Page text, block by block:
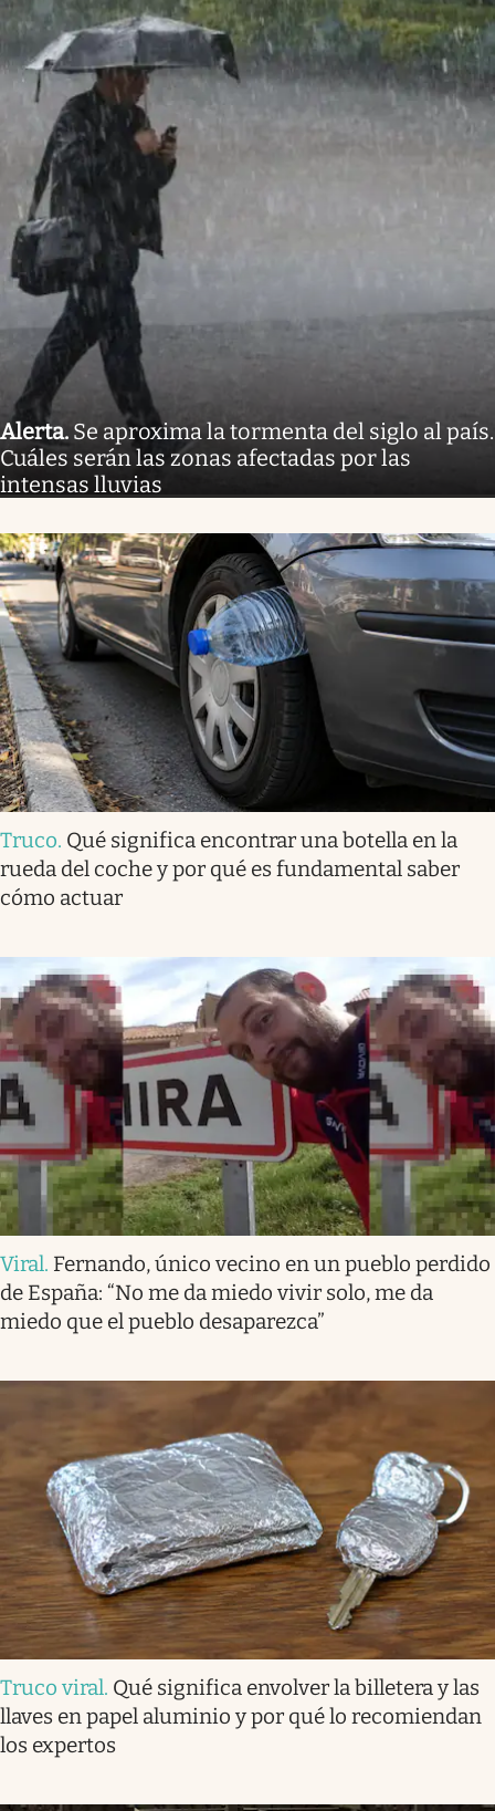
Alerta. Se aproxima la tormenta del siglo al país.
Cuáles serán las zonas afectadas por las
intensas lluvias
Truco. Qué significa encontrar una botella en la
rueda del coche y por qué es fundamental saber
cómo actuar
Viral. Fernando, único vecino en un pueblo perdido
de España: “No me da miedo vivir solo, me da
miedo que el pueblo desaparezca”
Truco viral. Qué significa envolver la billetera y las
llaves en papel aluminio y por qué lo recomiendan
los expertos